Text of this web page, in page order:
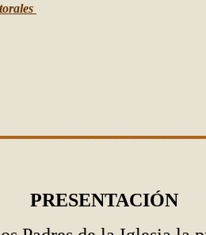
PRESENTACIÓN